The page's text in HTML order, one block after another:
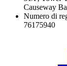
Causeway
Numero di
76175940